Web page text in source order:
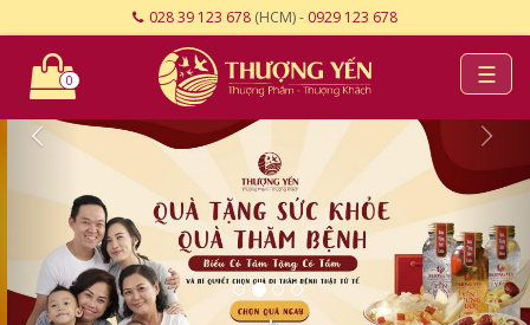
028 39 123 678 (HCM) - 0929 123 678
☰
0